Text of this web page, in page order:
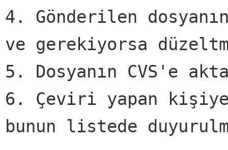
4. Gönderilen
ve gerekiyorsa
5. Dosyanın CVS'e
6. Çeviri yapan
bunun listede